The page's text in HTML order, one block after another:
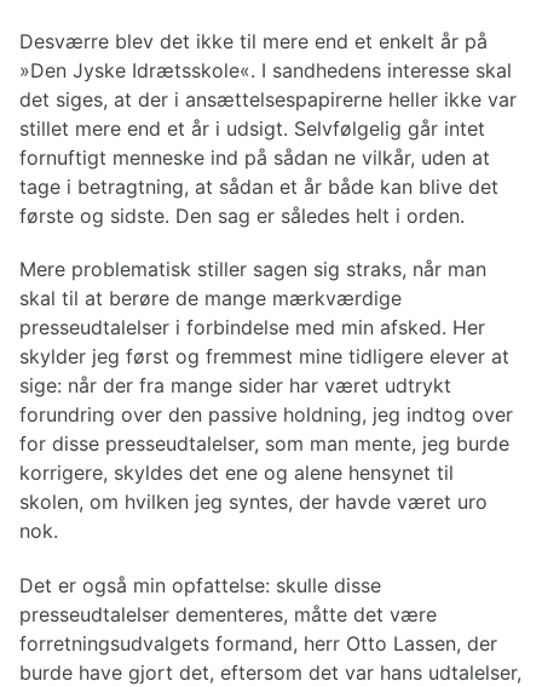
Desværre blev det ikke til mere end et enkelt år på
»Den Jyske Idrætsskole«. I sandhedens interesse skal
det siges, at der i ansættelsespapirerne heller ikke var
stillet mere end et år i udsigt. Selvfølgelig går intet
fornuftigt menneske ind på sådan ne vilkår, uden at
tage i betragtning, at sådan et år både kan blive det
første og sidste. Den sag er således helt i orden.
Mere problematisk stiller sagen sig straks, når man
skal til at berøre de mange mærkværdige
presseudtalelser i forbindelse med min afsked. Her
skylder jeg først og fremmest mine tidligere elever at
sige: når der fra mange sider har været udtrykt
forundring over den passive holdning, jeg indtog over
for disse presseudtalelser, som man mente, jeg burde
korrigere, skyldes det ene og alene hensynet til
skolen, om hvilken jeg syntes, der havde været uro
nok.
Det er også min opfattelse: skulle disse
presseudtalelser dementeres, måtte det være
forretningsudvalgets formand, herr Otto Lassen, der
burde have gjort det, eftersom det var hans udtalelser,